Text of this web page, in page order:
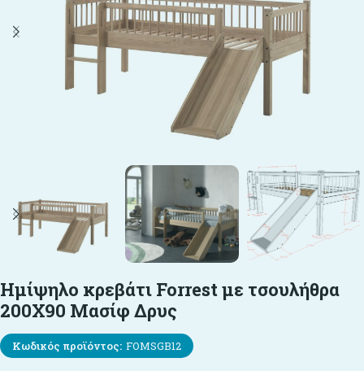
Ημίψηλο κρεβάτι Forrest με τσουλήθρα
200Χ90 Μασίφ Δρυς
Κωδικός προϊόντος: FOMSGB12